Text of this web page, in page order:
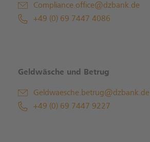
Compliance.office@dzbank.de
+49 (0) 69 7447 4086
Geldwäsche und Betrug
Geldwaesche.betrug@dzbank.de
+49 (0) 69 7447 9227